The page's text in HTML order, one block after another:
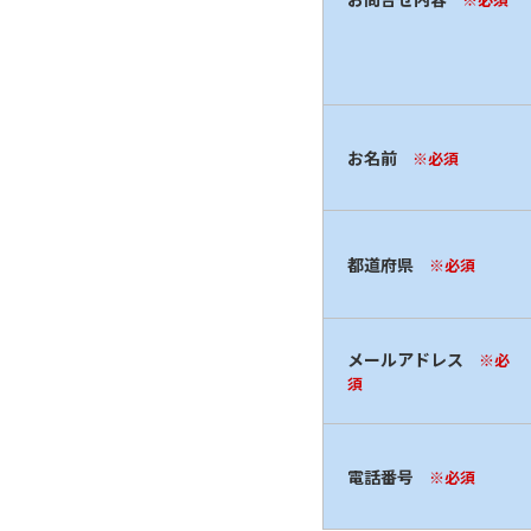
お名前 ※必須
都道府県 ※必須
メールアドレス
※必
須
電話番号 ※必須